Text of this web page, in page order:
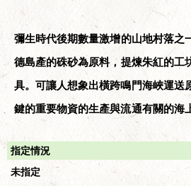
彌生時代後期數量激增的山地村落之
德島產的硃砂為原料，提煉朱紅的工
具。可讓人想象出橫跨鳴門海峽運送
鍵的重要物資的生產與流通有關的海
指定情況
未指定